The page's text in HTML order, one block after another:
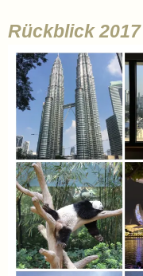
Rückblick